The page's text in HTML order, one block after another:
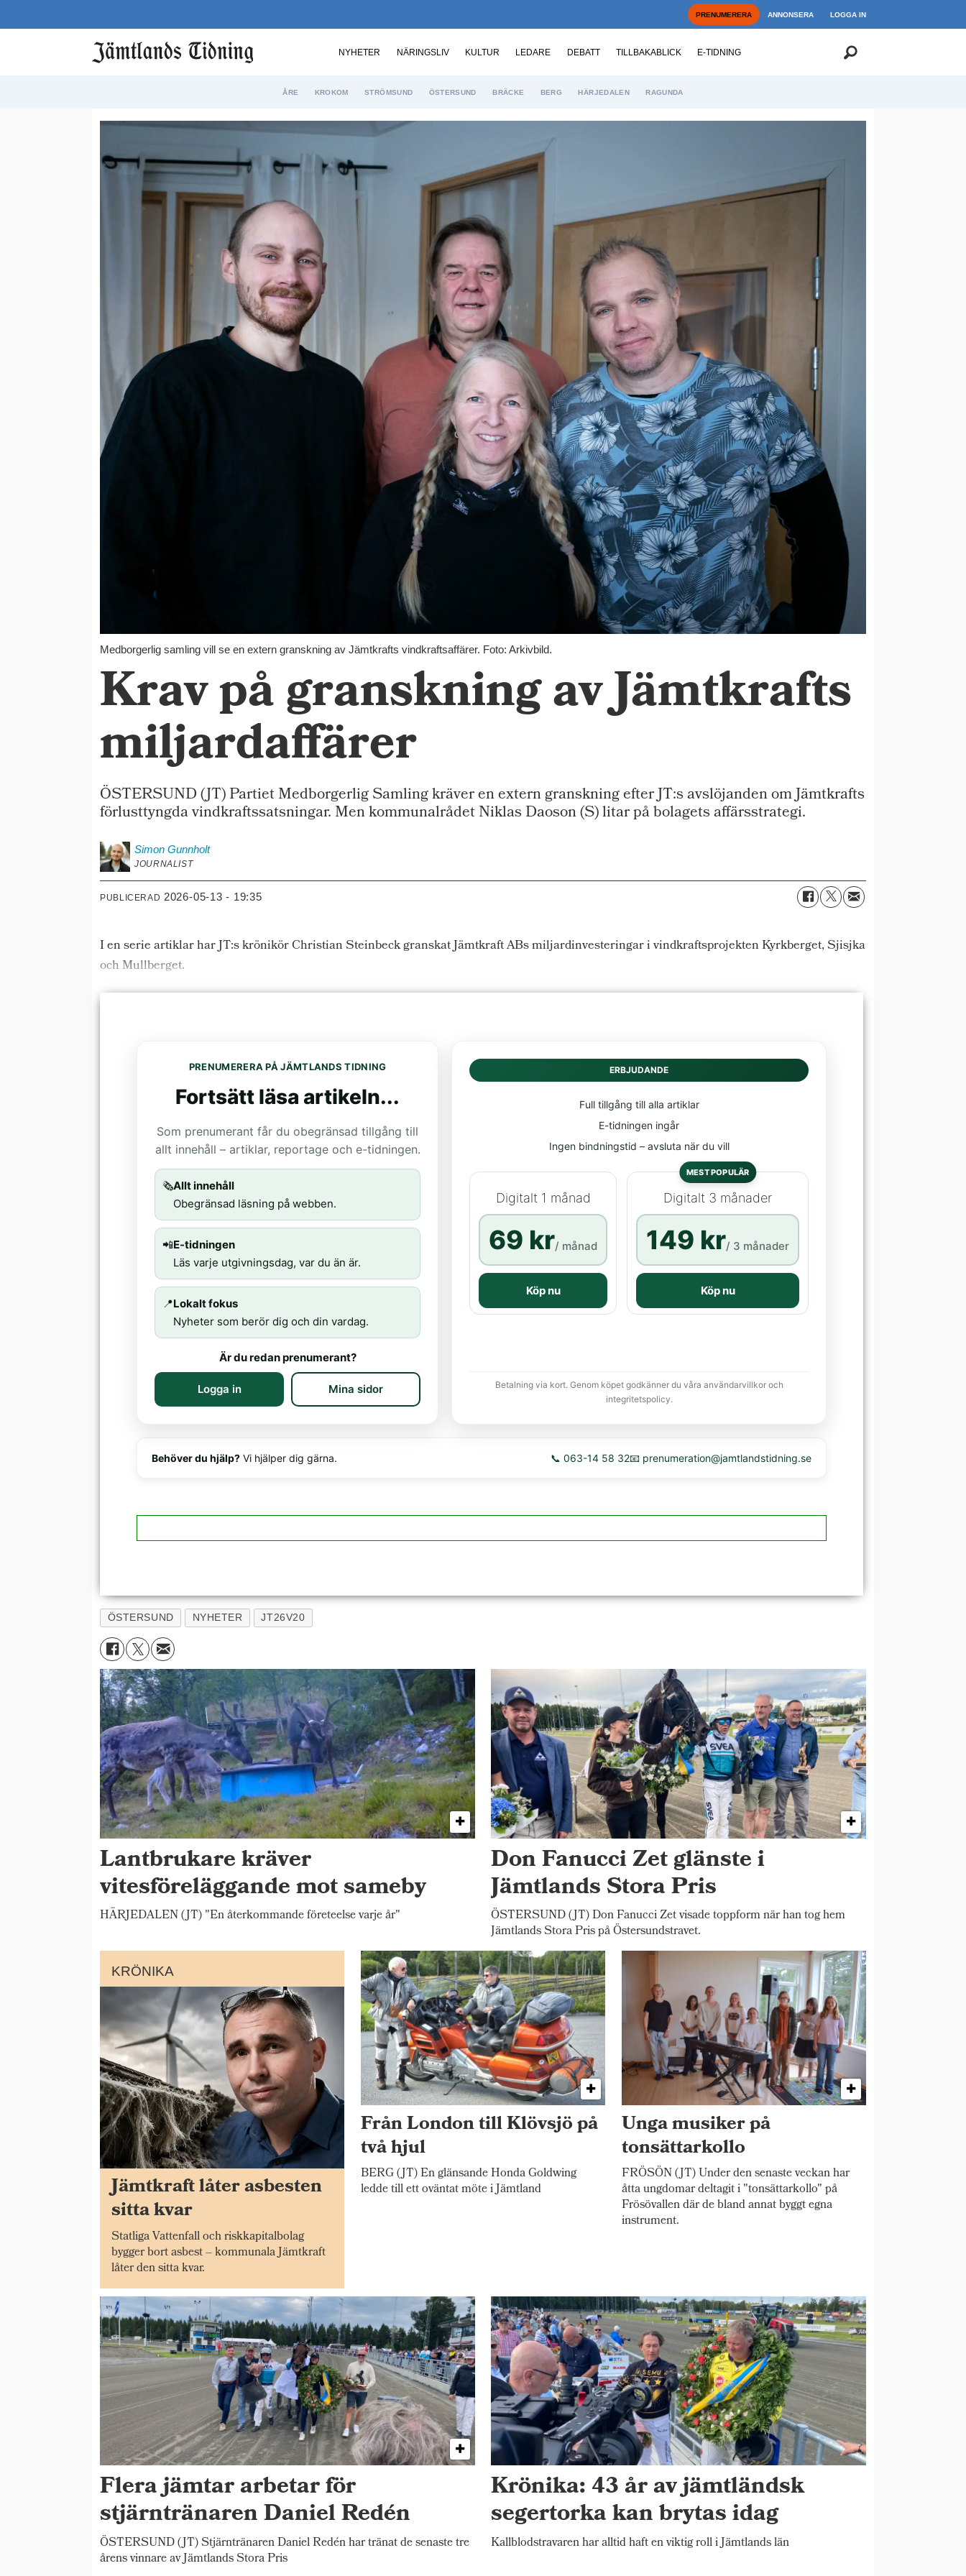
PRENUMERERA ANNONSERA LOGGA IN
NYHETER NÄRINGSLIV KULTUR LEDARE DEBATT TILLBAKABLICK E-TIDNING
ÅRE KROKOM STRÖMSUND ÖSTERSUND BRÄCKE BERG HÄRJEDALEN RAGUNDA
Medborgerlig samling vill se en extern granskning av Jämtkrafts vindkraftsaffärer. Foto: Arkivbild.
Krav på granskning av Jämtkrafts
miljardaffärer
ÖSTERSUND (JT) Partiet Medborgerlig Samling kräver en extern granskning efter JT:s avslöjanden om Jämtkrafts
förlusttyngda vindkraftssatsningar. Men kommunalrådet Niklas Daoson (S) litar på bolagets affärsstrategi.
Simon Gunnholt
JOURNALIST
PUBLICERAD 2026-05-13 - 19:35
I en serie artiklar har JT:s krönikör Christian Steinbeck granskat Jämtkraft ABs miljardinvesteringar i vindkraftsprojekten Kyrkberget, Sjisjka
och Mullberget.
PRENUMERERA PÅ JÄMTLANDS TIDNING
Fortsätt läsa artikeln...
Som prenumerant får du obegränsad tillgång till
allt innehåll – artiklar, reportage och e-tidningen.
🗞️Allt innehåll
Obegränsad läsning på webben.
📲E-tidningen
Läs varje utgivningsdag, var du än är.
📍Lokalt fokus
Nyheter som berör dig och din vardag.
Är du redan prenumerant?
Logga in Mina sidor
ERBJUDANDE
Full tillgång till alla artiklar
E-tidningen ingår
Ingen bindningstid – avsluta när du vill
Digitalt 1 månad
69 kr/ månad
Köp nu
MEST POPULÄR
Digitalt 3 månader
149 kr/ 3 månader
Köp nu
Betalning via kort. Genom köpet godkänner du våra användarvillkor och
integritetspolicy.
Behöver du hjälp? Vi hjälper dig gärna. 📞 063-14 58 32📧 prenumeration@jamtlandstidning.se
ÖSTERSUND NYHETER JT26V20
Lantbrukare kräver
vitesföreläggande mot sameby
HÄRJEDALEN (JT) "En återkommande företeelse varje år"
Don Fanucci Zet glänste i
Jämtlands Stora Pris
ÖSTERSUND (JT) Don Fanucci Zet visade toppform när han tog hem
Jämtlands Stora Pris på Östersundstravet.
KRÖNIKA
Jämtkraft låter asbesten
sitta kvar
Statliga Vattenfall och riskkapitalbolag
bygger bort asbest – kommunala Jämtkraft
låter den sitta kvar.
Från London till Klövsjö på
två hjul
BERG (JT) En glänsande Honda Goldwing
ledde till ett oväntat möte i Jämtland
Unga musiker på
tonsättarkollo
FRÖSÖN (JT) Under den senaste veckan har
åtta ungdomar deltagit i "tonsättarkollo" på
Frösövallen där de bland annat byggt egna
instrument.
Flera jämtar arbetar för
stjärntränaren Daniel Redén
ÖSTERSUND (JT) Stjärntränaren Daniel Redén har tränat de senaste tre
årens vinnare av Jämtlands Stora Pris
Krönika: 43 år av jämtländsk
segertorka kan brytas idag
Kallblodstravaren har alltid haft en viktig roll i Jämtlands län